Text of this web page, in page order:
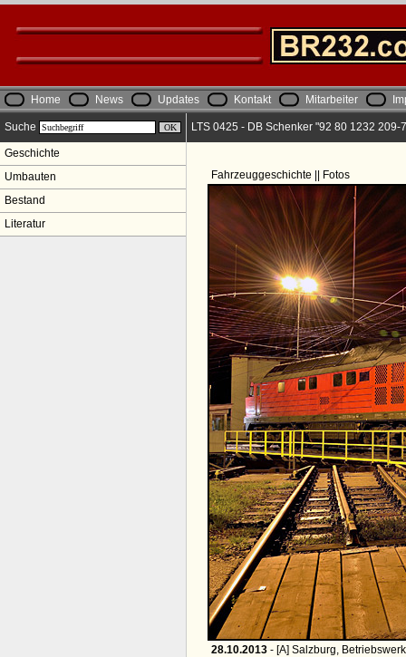
Home News Updates Kontakt Mitarbeiter
Suche
Geschichte
Umbauten
Bestand
Literatur
LTS 0425 - DB Schenker "92 80 1232 209-
Fahrzeuggeschichte || Fotos
28.10.2013- [A] Salzburg, Betriebswerk